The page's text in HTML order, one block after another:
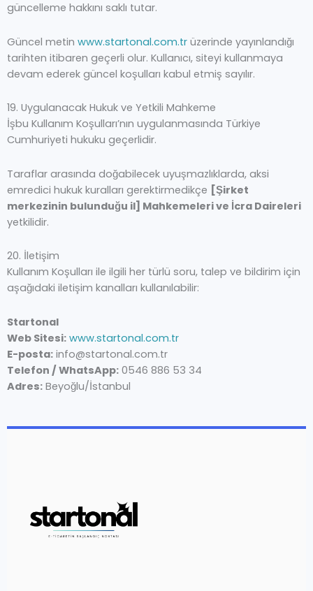
güncelleme hakkını saklı tutar.
Güncel metin www.startonal.com.tr üzerinde yayınlandığı
tarihten itibaren geçerli olur. Kullanıcı, siteyi kullanmaya
devam ederek güncel koşulları kabul etmiş sayılır.
19. Uygulanacak Hukuk ve Yetkili Mahkeme
İşbu Kullanım Koşulları’nın uygulanmasında Türkiye
Cumhuriyeti hukuku geçerlidir.
Taraflar arasında doğabilecek uyuşmazlıklarda, aksi
emredici hukuk kuralları gerektirmedikçe [Şirket
merkezinin bulunduğu il] Mahkemeleri ve İcra Daireleri
yetkilidir.
20. İletişim
Kullanım Koşulları ile ilgili her türlü soru, talep ve bildirim için
aşağıdaki iletişim kanalları kullanılabilir:
Startonal
Web Sitesi: www.startonal.com.tr
E-posta: info@startonal.com.tr
Telefon / WhatsApp: 0546 886 53 34
Adres: Beyoğlu/İstanbul